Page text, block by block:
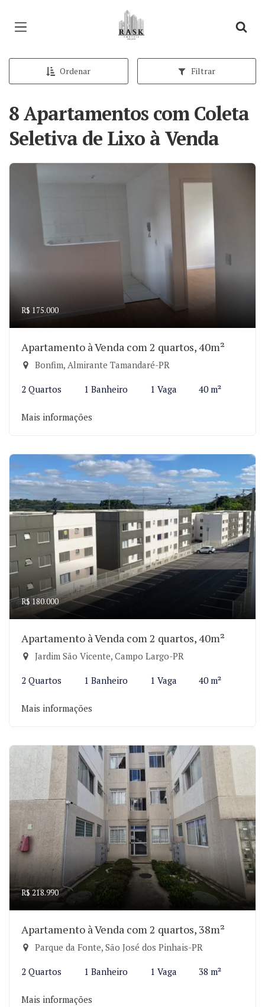
Página inicial
Ordenar Filtrar
8 Apartamentos com Coleta
Seletiva de Lixo à Venda
R$ 175.000
Apartamento à Venda com 2 quartos, 40m²
Bonfim, Almirante Tamandaré-PR
2 Quartos 1 Banheiro 1 Vaga 40 m²
Mais informações
R$ 180.000
Apartamento à Venda com 2 quartos, 40m²
Jardim São Vicente, Campo Largo-PR
2 Quartos 1 Banheiro 1 Vaga 40 m²
Mais informações
R$ 218.990
Apartamento à Venda com 2 quartos, 38m²
Parque da Fonte, São José dos Pinhais-PR
2 Quartos 1 Banheiro 1 Vaga 38 m²
Mais informações